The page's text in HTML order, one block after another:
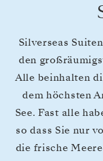
Silverseas
den
Alle beinhalten
dem höchsten
See. Fast alle
so dass Sie nur
die frische